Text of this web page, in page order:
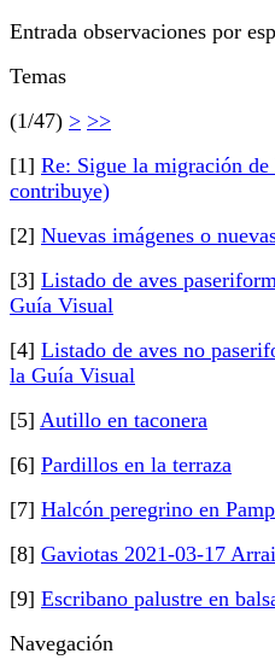
Entrada observaciones por
Temas
(1/47) > >>
[1] Re: Sigue la migración
contribuye)
[2] Nuevas imágenes o
[3] Listado de aves
Guía Visual
[4] Listado de aves no
la Guía Visual
[5] Autillo en taconera
[6] Pardillos en la terraza
[7] Halcón peregrino en
[8] Gaviotas 2021-03-17
[9] Escribano palustre en
Navegación